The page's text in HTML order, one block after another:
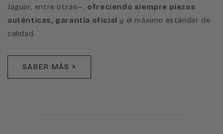
Jaguar, entre otras—, ofreciendo siempre piezas
auténticas, garantía oficial y el máximo estándar de
calidad.
SABER MÁS >